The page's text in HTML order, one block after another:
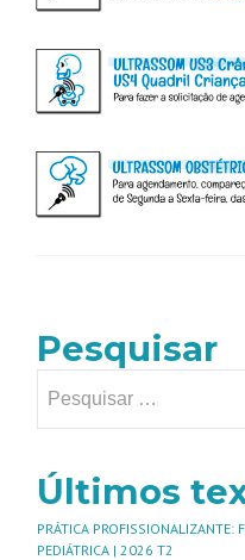
Pesquisar
Últimos
PRÁTICA PROFISSIONALIZANTE:
PEDIÁTRICA | 2026 T2